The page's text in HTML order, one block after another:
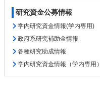
頭
研究資金公募情報
学内研究資金情報(学内専用)
政府系研究補助金情報
各種研究助成情報
学内研究資金情報（学内専用）